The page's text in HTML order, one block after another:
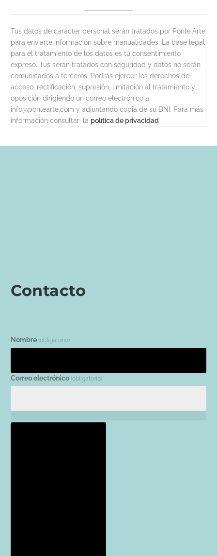
Tus datos de carácter personal serán tratados por Ponle Arte
para enviarte información sobre manualidades. La base legal
para el tratamiento de los datos es tu consentimiento
expreso. Tus serán tratados con seguridad y datos no serán
comunicados a terceros. Podrás ejercer los derechos de
acceso, rectificación, supresión, limitación al tratamiento y
oposición dirigiendo un correo electrónico a
info@ponlearte.com y adjuntando copia de su DNI. Para más
información consultar: la política de privacidad
Contacto
Nombre (obligatorio)
Correo electrónico (obligatorio)